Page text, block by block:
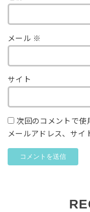
メール ※
サイト
次回のコメントで使
メールアドレス、サイ